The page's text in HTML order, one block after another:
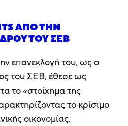
ΑΠΌ ΤΗΝ
ΤΟΥ ΣΕΒ
επανεκλογή του, ως ο
του ΣΕΒ, έθεσε ως
το «στοίχημα της
το κρίσιμο
οικονομίας.